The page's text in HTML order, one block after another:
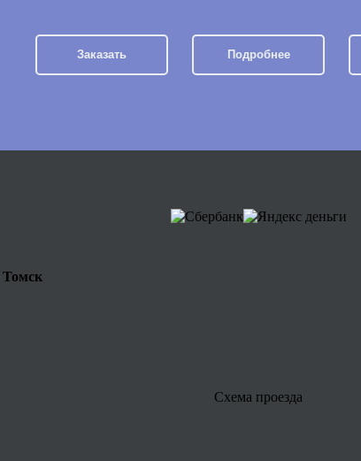
Заказать Подробнее
Томск
Схема проезда